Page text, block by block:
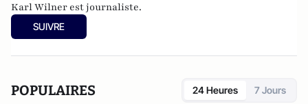
Karl Wilner est journaliste.
SUIVRE
POPULAIRES 24 Heures 7 Jours